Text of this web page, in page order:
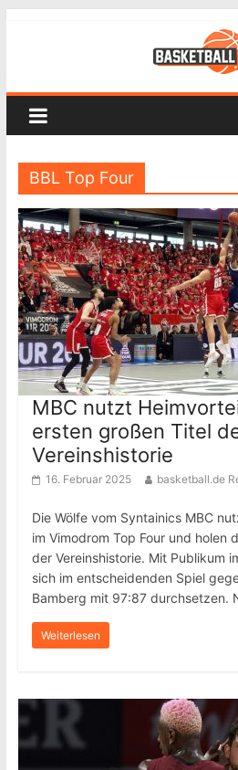
BBL Top Four
MBC nutzt
ersten großen Titel
Vereinshistorie
16. Februar 2025 basketball.de
Die Wölfe vom Syntainics MBC
im Vimodrom Top Four und holen
der Vereinshistorie. Mit Publikum
sich im entscheidenden Spiel
Bamberg mit 97:87 durchsetzen.
Weiterlesen